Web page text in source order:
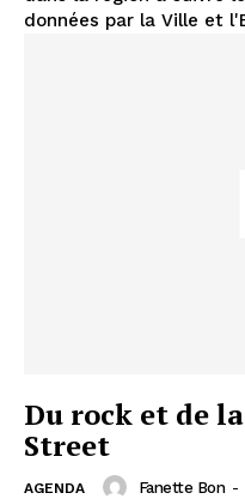
données par la Ville et
Du rock et de
Street
AGENDA Fanette Bon -